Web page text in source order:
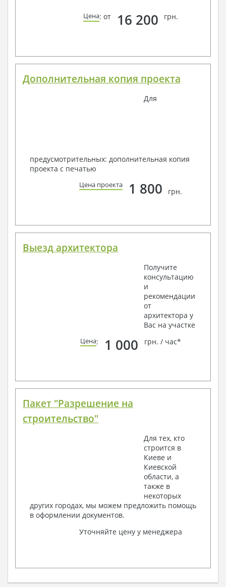
Цена: от 16 200 грн.
Дополнительная копия проекта
Для
предусмотрительных: дополнительная копия
проекта с печатью
Цена проекта 1 800 грн.
Выезд архитектора
Получите
консультацию
и
рекомендации
от
архитектора у
Вас на участке
Цена: 1 000 грн. / час*
Пакет "Разрешение на
строительство"
Для тех, кто
строится в
Киеве и
Киевской
области, а
также в
некоторых
других городах, мы можем предложить помощь
в оформлении документов.
Уточняйте цену у менеджера